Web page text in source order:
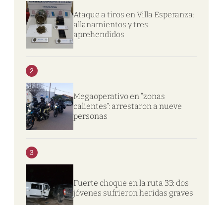
Ataque a tiros en Villa Esperanza:
allanamientos y tres
aprehendidos
2
Megaoperativo en “zonas
calientes”: arrestaron a nueve
personas
3
Fuerte choque en la ruta 33: dos
jóvenes sufrieron heridas graves